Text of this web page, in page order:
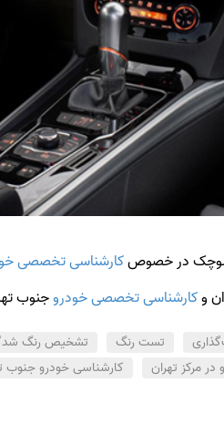
در خصوصکارشناسی تخصصی
وکارشناسی تخصصی خودروجنوب
تست رنگ تشخیص رنگ
مرکز تهران کارشناسی خودرو جنوب